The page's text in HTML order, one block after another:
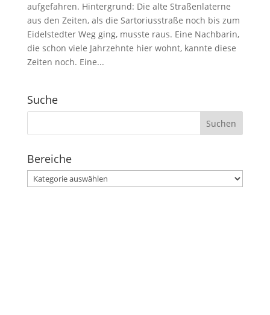
aufgefahren. Hintergrund: Die alte Straßenlaterne
aus den Zeiten, als die Sartoriusstraße noch bis zum
Eidelstedter Weg ging, musste raus. Eine Nachbarin,
die schon viele Jahrzehnte hier wohnt, kannte diese
Zeiten noch. Eine...
Suche
Suchen
Bereiche
Bereiche